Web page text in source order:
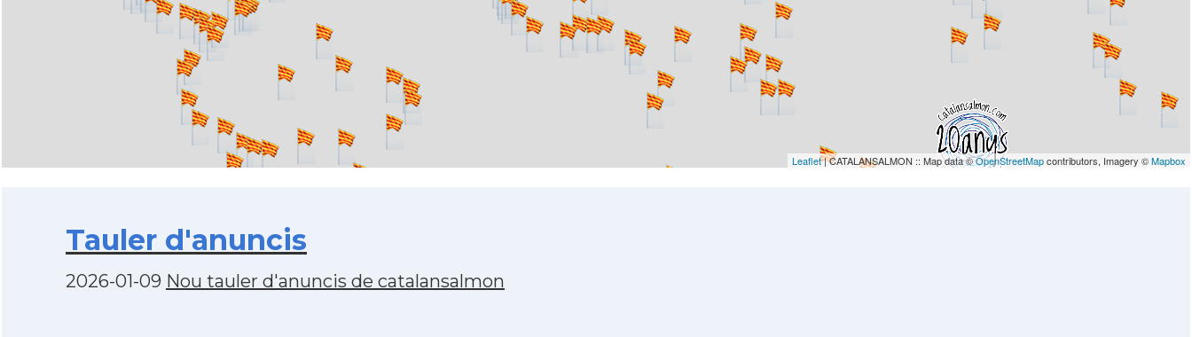
Leaflet| CATALANSALMON :: Map data ©OpenStreetMapcontributors, Imagery ©Mapbox
Tauler d'anuncis
2026-01-09 Nou tauler d'anuncis de catalansalmon